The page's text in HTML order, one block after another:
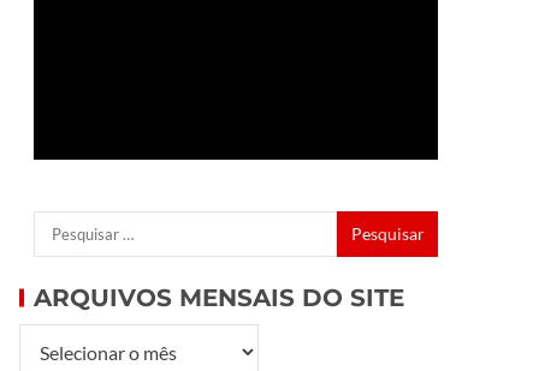
ARQUIVOS MENSAIS DO SITE